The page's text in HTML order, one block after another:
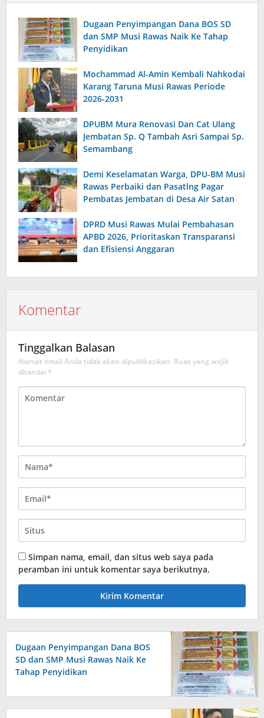
Dugaan Penyimpangan Dana BOS SD
dan SMP Musi Rawas Naik Ke Tahap
Penyidikan
Mochammad Al-Amin Kembali Nahkodai
Karang Taruna Musi Rawas Periode
2026-2031
DPUBM Mura Renovasi Dan Cat Ulang
Jembatan Sp. Q Tambah Asri Sampai Sp.
Semambang
Demi Keselamatan Warga, DPU-BM Musi
Rawas Perbaiki dan Pasatlng Pagar
Pembatas Jembatan di Desa Air Satan
DPRD Musi Rawas Mulai Pembahasan
APBD 2026, Prioritaskan Transparansi
dan Efisiensi Anggaran
Komentar
Tinggalkan Balasan
Alamat email Anda tidak akan dipublikasikan. Ruas yang wajib
ditandai *
Simpan nama, email, dan situs web saya pada
peramban ini untuk komentar saya berikutnya.
Dugaan Penyimpangan Dana BOS
SD dan SMP Musi Rawas Naik Ke
Tahap Penyidikan